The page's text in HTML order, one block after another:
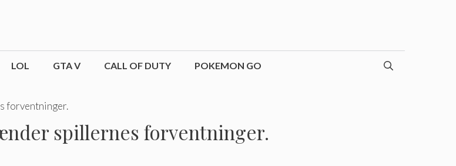
LOL GTA V CALL OF DUTY POKEMON GO
forventninger.
spillernes forventninger.